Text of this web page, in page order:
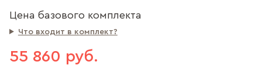
Цена базового комплекта
Что входит в комплект?
55 860 руб.